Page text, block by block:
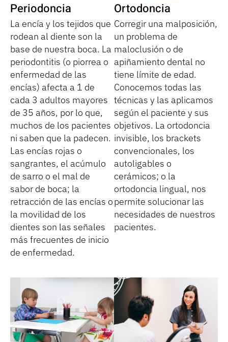
Periodoncia
La encía y los tejidos que
rodean al diente son la
base de nuestra boca. La
periodontitis (o piorrea o
enfermedad de las
encías) afecta a 1 de
cada 3 adultos mayores
de 35 años, por lo que,
muchos de los pacientes
ni saben que la padecen.
Las encías rojas o
sangrantes, el acúmulo
de sarro o el mal de
sabor de boca; la
retracción de las encías o
la movilidad de los
dientes son las señales
más frecuentes de inicio
de enfermedad.
Ortodoncia
Corregir una malposición,
un problema de
maloclusión o de
apiñamiento dental no
tiene límite de edad.
Conocemos todas las
técnicas y las aplicamos
según el paciente y sus
objetivos. La ortodoncia
invisible, los brackets
convencionales, los
autoligables o
cerámicos; o la
ortodoncia lingual, nos
permite solucionar las
necesidades de nuestros
pacientes.